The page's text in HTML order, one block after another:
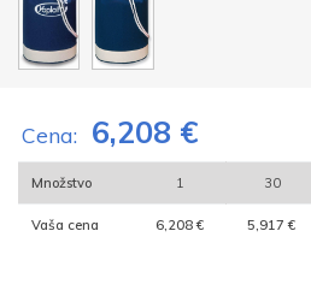
Cena: 6,208 €
Množstvo 1 30
Vaša cena 6,208 € 5,917 €